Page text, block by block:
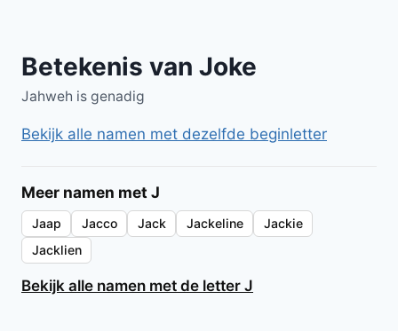
Betekenis van Joke
Jahweh is genadig
Bekijk alle namen met dezelfde beginletter
Meer namen met J
Jaap Jacco Jack Jackeline
Jackie
Jacklien
Bekijk alle namen met de letter J